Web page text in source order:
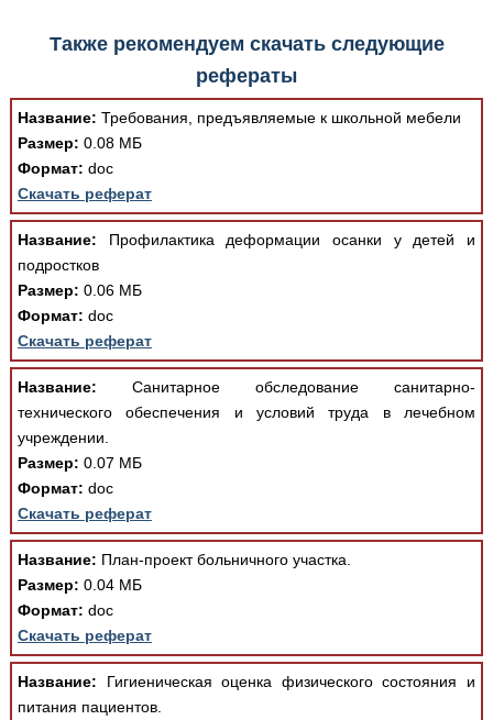
Также рекомендуем скачать следующие
рефераты
Название: Требования, предъявляемые к школьной мебели
Размер: 0.08 МБ
Формат: doc
Скачать реферат
Название: Профилактика деформации осанки у детей и
подростков
Размер: 0.06 МБ
Формат: doc
Скачать реферат
Название: Санитарное обследование санитарно-
технического обеспечения и условий труда в лечебном
учреждении.
Размер: 0.07 МБ
Формат: doc
Скачать реферат
Название: План-проект больничного участка.
Размер: 0.04 МБ
Формат: doc
Скачать реферат
Название: Гигиеническая оценка физического состояния и
питания пациентов.